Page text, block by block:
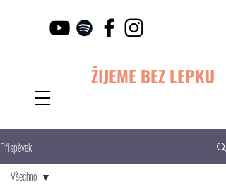
ŽIJEME BEZ LEPKU
Příspěvek
Všechno